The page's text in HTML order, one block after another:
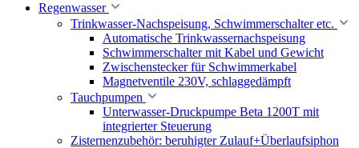
Regenwasser
Trinkwasser-Nachspeisung, Schwimmerschalter etc.
Automatische Trinkwassernachspeisung
Schwimmerschalter mit Kabel und Gewicht
Zwischenstecker für Schwimmerkabel
Magnetventile 230V, schlaggedämpft
Tauchpumpen
Unterwasser-Druckpumpe Beta 1200T mit
integrierter Steuerung
Zisternenzubehör: beruhigter Zulauf+Überlaufsiphon